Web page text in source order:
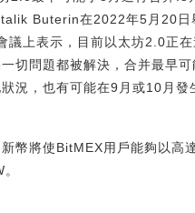
Buterin在2022年5月20日
議上表示，目前以太坊2.0正
切問題都被解決，合并最早
況，也有可能在9月或10月
幣將使BitMEX用戶能夠以高